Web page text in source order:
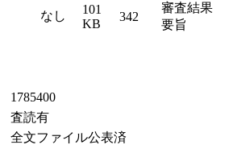
なし
101
KB
342
審査結果
要旨
1785400
査読有
全文ファイル公表済